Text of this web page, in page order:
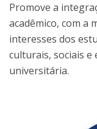
Promove a
acadêmico, com a
interesses dos
culturais, sociais e
universitária.